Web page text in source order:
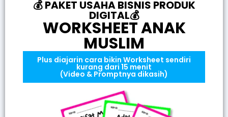
💰 PAKET USAHA BISNIS PRODUK
DIGITAL💰
WORKSHEET ANAK
MUSLIM
Plus diajarin cara bikin Worksheet sendiri
kurang dari 15 menit
(Video & Promptnya dikasih)